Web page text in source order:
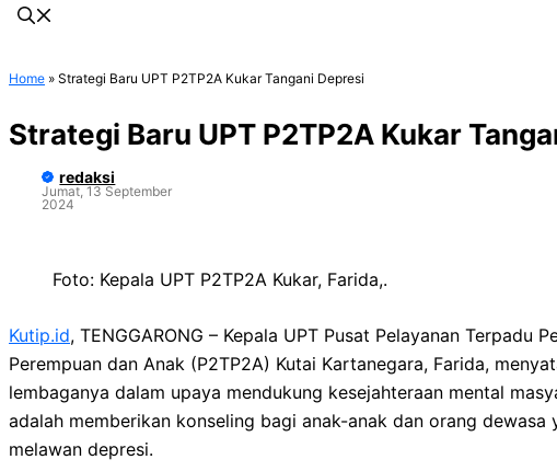
Home » Strategi Baru UPT P2TP2A Kukar Tangani Depresi
Strategi Baru UPT P2TP2A Kukar
redaksi
Jumat, 13 September
2024
Foto: Kepala UPT P2TP2A Kukar, Farida,.
Kutip.id, TENGGARONG – Kepala UPT Pusat Pelayanan Terpadu
Perempuan dan Anak (P2TP2A) Kutai Kartanegara, Farida,
lembaganya dalam upaya mendukung kesejahteraan mental
adalah memberikan konseling bagi anak-anak dan orang dewasa
melawan depresi.